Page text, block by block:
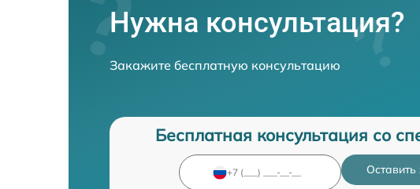
Нужна консультация?
Закажите бесплатную консультацию
Бесплатная консультация со
Оставить